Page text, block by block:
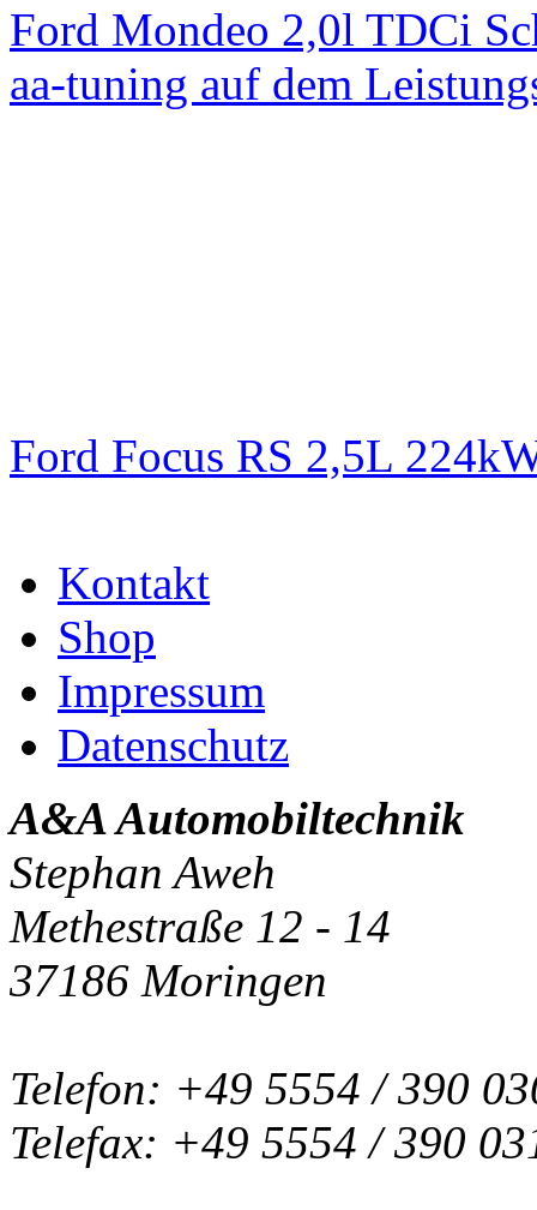
Ford Mondeo 2,0l TDCi
aa-tuning auf dem
Ford Focus RS 2,5L
Kontakt
Shop
Impressum
Datenschutz
A&A Automobiltechnik
Stephan Aweh
Methestraße 12 - 14
37186 Moringen
Telefon: +49 5554 / 390
Telefax: +49 5554 / 390